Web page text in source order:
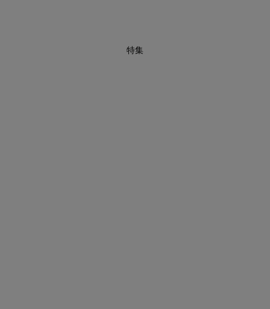
特集